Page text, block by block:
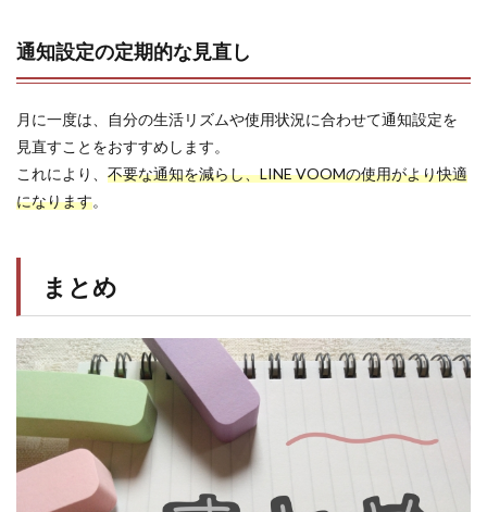
通知設定の定期的な見直し
月に一度は、自分の生活リズムや使用状況に合わせて通知設定を
見直すことをおすすめします。
これにより、 不要な通知を減らし、LINE VOOMの使用がより快適
になります。
まとめ